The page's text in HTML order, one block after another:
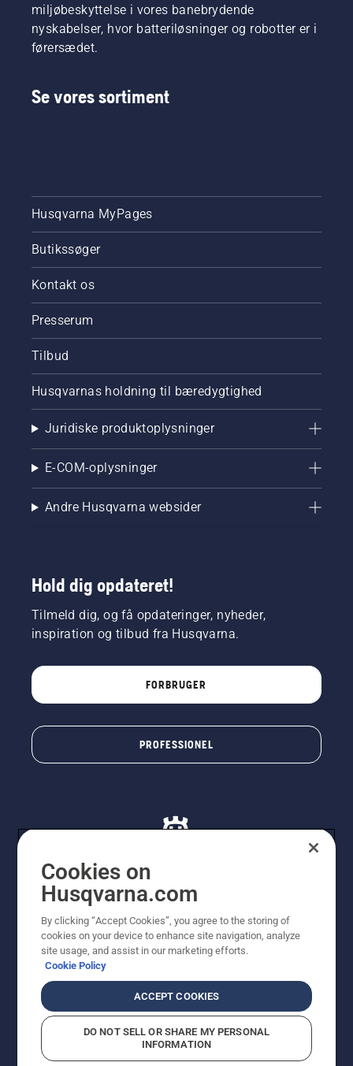
miljøbeskyttelse i vores banebrydende
nyskabelser, hvor batteriløsninger og robotter er i
førersædet.
Se vores sortiment
Husqvarna MyPages
Butikssøger
Kontakt os
Presserum
Tilbud
Husqvarnas holdning til bæredygtighed
Juridiske produktoplysninger
E-COM-oplysninger
Andre Husqvarna websider
Hold dig opdateret!
Tilmeld dig, og få opdateringer, nyheder,
inspiration og tilbud fra Husqvarna.
FORBRUGER
PROFESSIONEL
viste priser er vejledende udsalgspriser. Der tages
forbehold for stave- og trykfejl samt prisændringer. Vi
stræber efter at have så nøjagtige oplysningerne på
dette websted som muligt. Alle anførte priser er
vejledende udsalgspriser (inkl. moms), medmindre
Bekendtgørelse vedr. beskyttelse af personlige oplysninger
Rapporter formodede overtrædelser
Cookies on
Husqvarna.com
By clicking “Accept Cookies”, you agree to the storing of
cookies on your device to enhance site navigation, analyze
site usage, and assist in our marketing efforts.
Cookie Policy
ACCEPT COOKIES
DO NOT SELL OR SHARE MY PERSONAL
INFORMATION